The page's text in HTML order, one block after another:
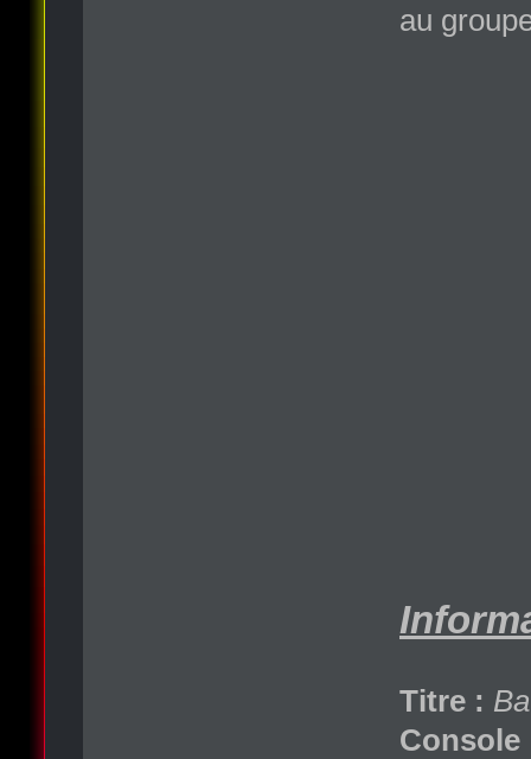
au
Titre :
Console